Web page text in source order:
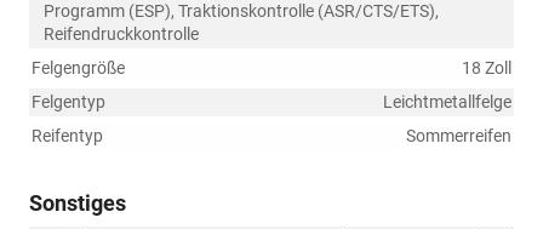
Programm (ESP), Traktionskontrolle (ASR/CTS/ETS),
Reifendruckkontrolle
Felgengröße
18 Zoll
Felgentyp
Leichtmetallfelge
Reifentyp
Sommerreifen
Sonstiges